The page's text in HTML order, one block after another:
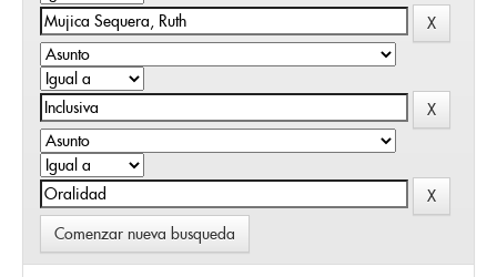
Comenzar nueva busqueda